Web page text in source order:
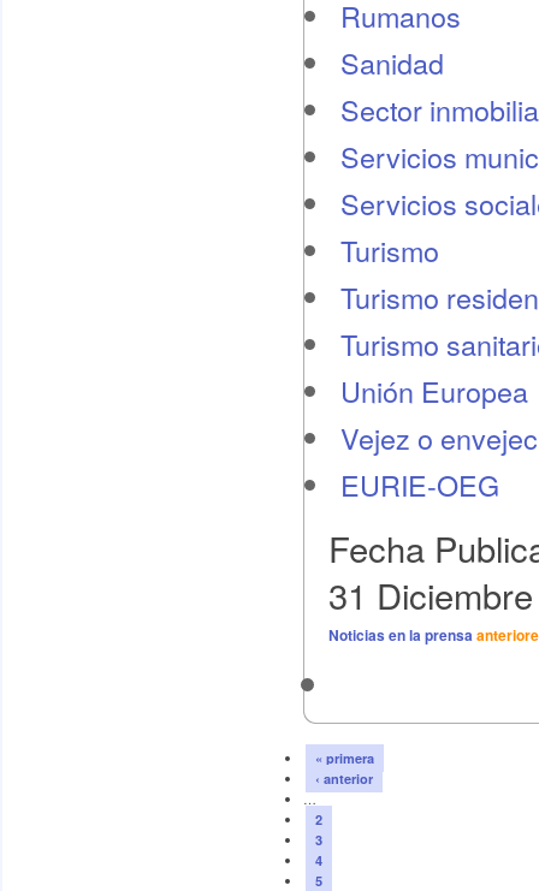
Rumanos
Sanidad
Sector
Servicios
Servicios
Turismo
Turismo
Turismo
Unión Europea
Vejez o
EURIE-OEG
Fecha
31
Noticias en la prensa
« primera
‹ anterior
…
2
3
4
5